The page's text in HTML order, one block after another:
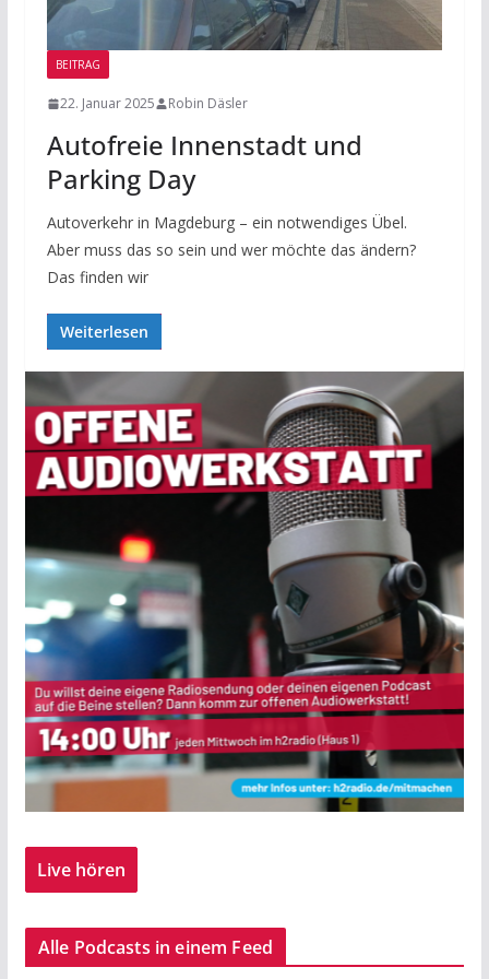
BEITRAG
22. Januar 2025 Robin Däsler
Autofreie Innenstadt und
Parking Day
Autoverkehr in Magdeburg – ein notwendiges Übel.
Aber muss das so sein und wer möchte das ändern?
Das finden wir
Weiterlesen
Live hören
Alle Podcasts in einem Feed